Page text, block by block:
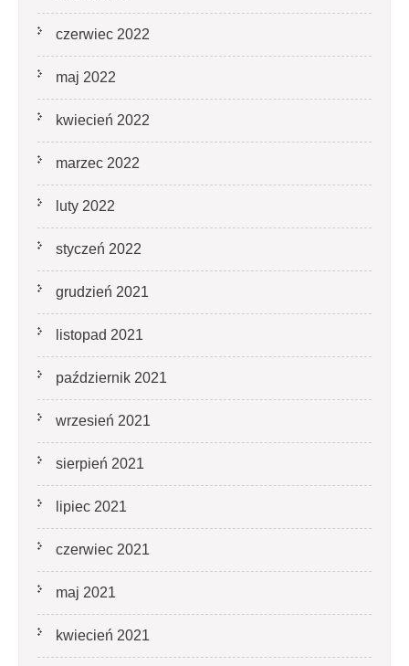
czerwiec 2022
maj 2022
kwiecień 2022
marzec 2022
luty 2022
styczeń 2022
grudzień 2021
listopad 2021
październik 2021
wrzesień 2021
sierpień 2021
lipiec 2021
czerwiec 2021
maj 2021
kwiecień 2021